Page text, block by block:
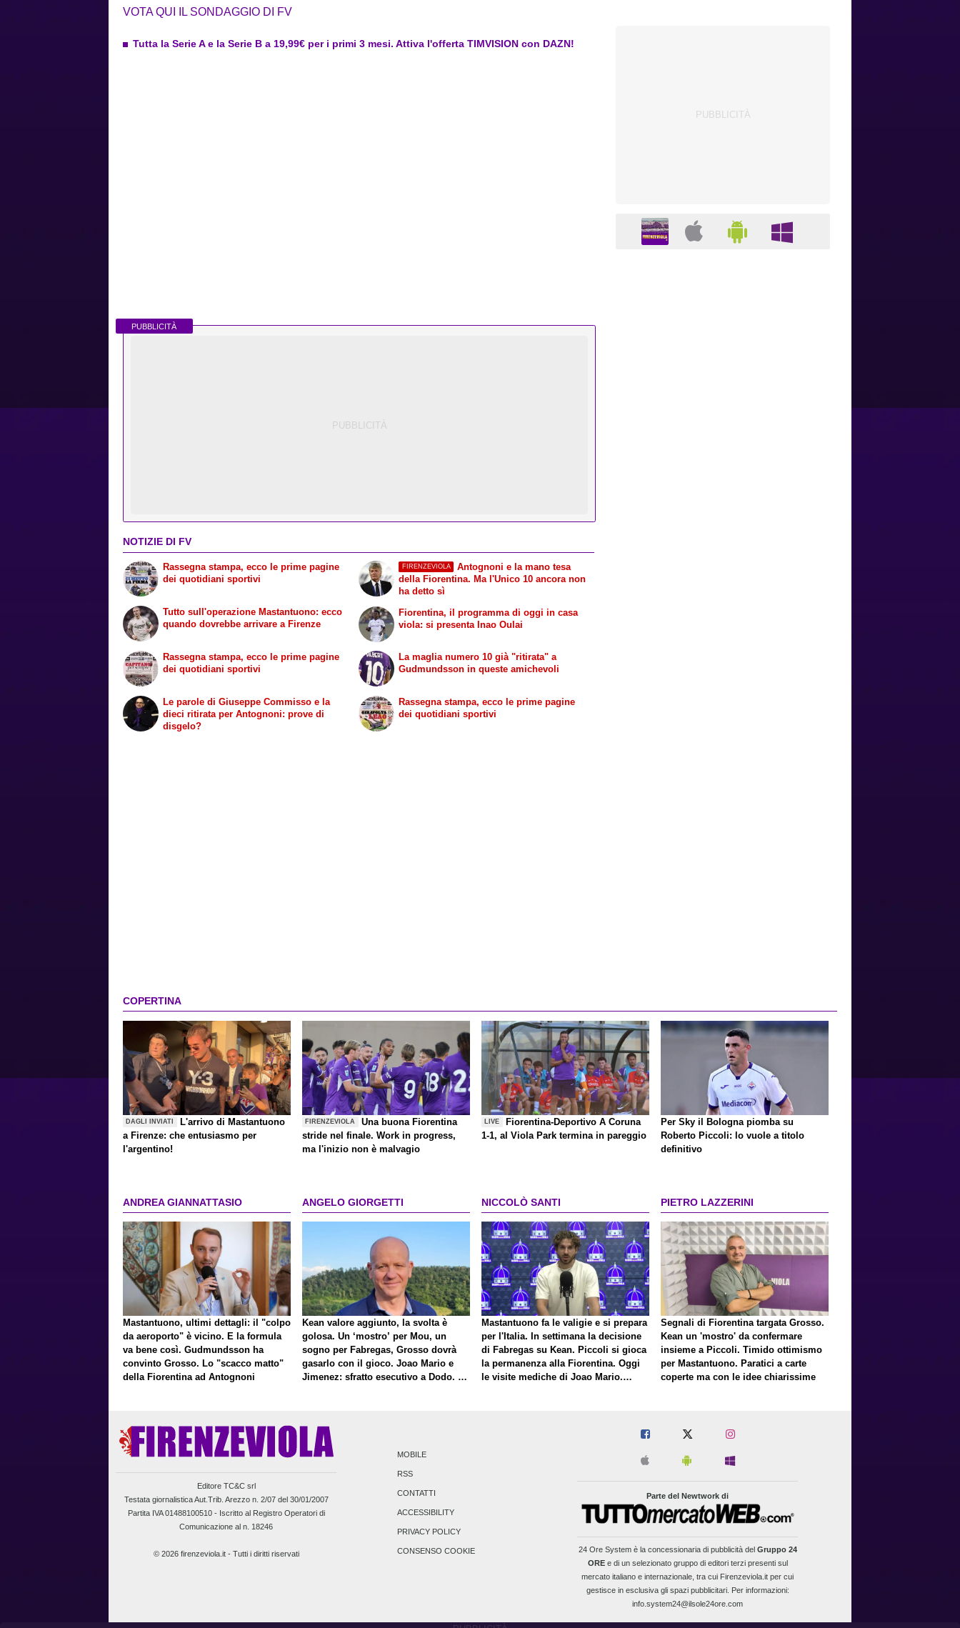
VOTA QUI IL SONDAGGIO DI FV
Tutta la Serie A e la Serie B a 19,99€ per i primi 3 mesi. Attiva l'offerta TIMVISION con DAZN!
PUBBLICITÀ
NOTIZIE DI FV
Rassegna stampa, ecco le prime pagine
dei quotidiani sportivi
Tutto sull'operazione Mastantuono: ecco
quando dovrebbe arrivare a Firenze
FIRENZEVIOLA
Antognoni e la mano tesa
della Fiorentina. Ma l'Unico 10 ancora non
ha detto sì
Fiorentina, il programma di oggi in casa
viola: si presenta Inao Oulai
Rassegna stampa, ecco le prime pagine
dei quotidiani sportivi
Le parole di Giuseppe Commisso e la
dieci ritirata per Antognoni: prove di
disgelo?
La maglia numero 10 già "ritirata" a
Gudmundsson in queste amichevoli
Rassegna stampa, ecco le prime pagine
dei quotidiani sportivi
COPERTINA
DAGLI INVIATI
L'arrivo di Mastantuono
a Firenze: che entusiasmo per
l'argentino!
FIRENZEVIOLA
Una buona Fiorentina
stride nel finale. Work in progress,
ma l'inizio non è malvagio
LIVE
Fiorentina-Deportivo A Coruna
1-1, al Viola Park termina in pareggio
Per Sky il Bologna piomba su
Roberto Piccoli: lo vuole a titolo
definitivo
ANDREA GIANNATTASIO
Mastantuono, ultimi dettagli: il "colpo
da aeroporto" è vicino. E la formula
va bene così. Gudmundsson ha
convinto Grosso. Lo "scacco matto"
della Fiorentina ad Antognoni
ANGELO GIORGETTI
Kean valore aggiunto, la svolta è
golosa. Un ‘mostro’ per Mou, un
sogno per Fabregas, Grosso dovrà
gasarlo con il gioco. Joao Mario e
Jimenez: sfratto esecutivo a Dodo. E
NICCOLÒ SANTI
Mastantuono fa le valigie e si prepara
per l'Italia. In settimana la decisione
di Fabregas su Kean. Piccoli si gioca
la permanenza alla Fiorentina. Oggi
le visite mediche di Joao Mario.
PIETRO LAZZERINI
Segnali di Fiorentina targata Grosso.
Kean un 'mostro' da confermare
insieme a Piccoli. Timido ottimismo
per Mastantuono. Paratici a carte
coperte ma con le idee chiarissime
Editore TC&C srl
Testata giornalistica Aut.Trib. Arezzo n. 2/07 del 30/01/2007
Partita IVA 01488100510 - Iscritto al Registro Operatori di
Comunicazione al n. 18246
© 2026 firenzeviola.it - Tutti i diritti riservati
MOBILE
RSS
CONTATTI
ACCESSIBILITY
PRIVACY POLICY
CONSENSO COOKIE
Parte del Newtwork di
24 Ore Systemè la concessionaria di pubblicità del Gruppo 24
OREe di un selezionato gruppo di editori terzi presenti sul
mercato italiano e internazionale, tra cui Firenzeviola.it per cui
gestisce in esclusiva gli spazi pubblicitari. Per informazioni:
info.system24@ilsole24ore.com